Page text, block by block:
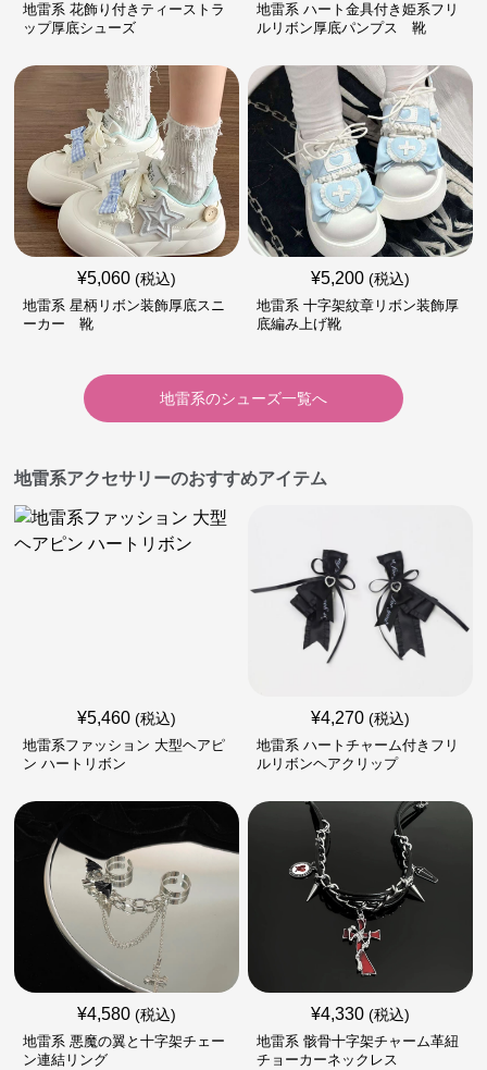
地雷系 花飾り付きティーストラ
ップ厚底シューズ
地雷系 ハート金具付き姫系フリ
ルリボン厚底パンプス 靴
¥5,060 (税込)
地雷系 星柄リボン装飾厚底スニ
ーカー 靴
¥5,200 (税込)
地雷系 十字架紋章リボン装飾厚
底編み上げ靴
地雷系のシューズ一覧へ
地雷系アクセサリーのおすすめアイテム
¥5,460 (税込)
地雷系ファッション 大型ヘアピ
ン ハートリボン
¥4,270 (税込)
地雷系 ハートチャーム付きフリ
ルリボンヘアクリップ
¥4,580 (税込)
地雷系 悪魔の翼と十字架チェー
ン連結リング
¥4,330 (税込)
地雷系 骸骨十字架チャーム革紐
チョーカーネックレス